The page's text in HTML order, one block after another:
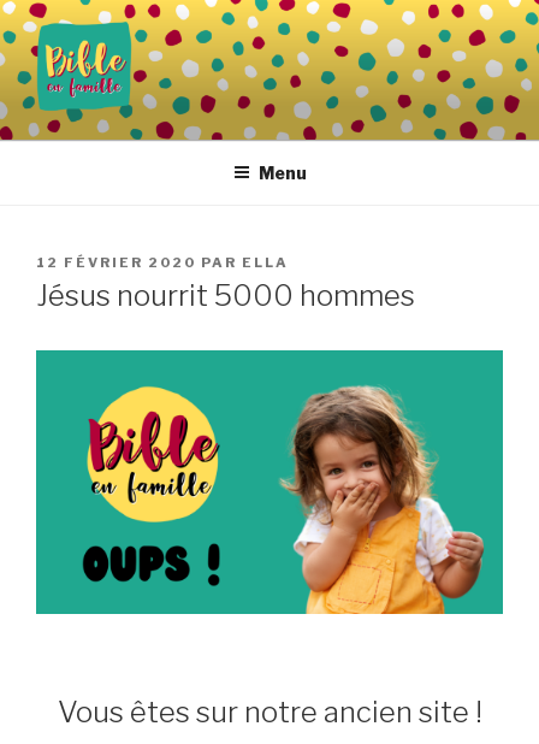
Aller
au
contenu
principal
BIBLE EN FAMILLE
Vivre la Parole de Dieu au quotidien
Menu
PUBLIÉ
LE
12 FÉVRIER 2020 PAR ELLA
Jésus nourrit 5000 hommes
Vous êtes sur notre ancien site !